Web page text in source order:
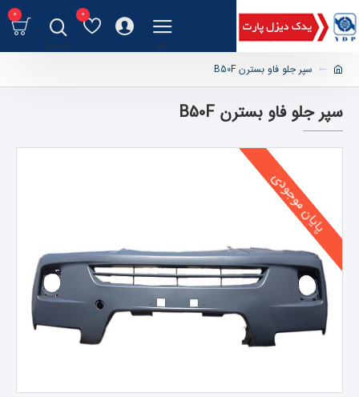
0
0
سپر جلو فاو بسترن B50F
سپر جلو فاو بسترن B50F
پایان موجودی